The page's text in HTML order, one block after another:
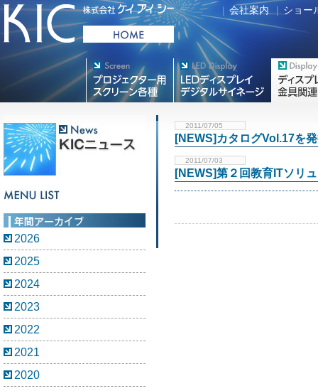
| 会社案内 | ショー
2026
2025
2024
2023
2022
2021
2020
2011/07/05
[NEWS]カタログVol.17を
2011/07/03
[NEWS]第２回教育ITソリ